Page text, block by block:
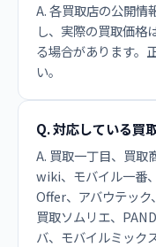
A. 各買取店の公開情
し、実際の買取価格
る場合があります。
い。
Q. 対応している買
A. 買取一丁目、買取
wiki、モバイル一番
Offer、アバウテック
買取ソムリエ、
バ、モバイルミック